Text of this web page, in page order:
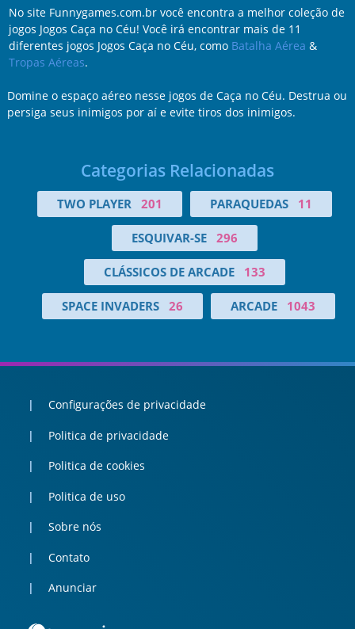
No site Funnygames.com.br você encontra a melhor coleção de
jogos Jogos Caça no Céu! Você irá encontrar mais de 11
diferentes jogos Jogos Caça no Céu, como Batalha Aérea &
Tropas Aéreas.
Domine o espaço aéreo nesse jogos de Caça no Céu. Destrua ou
persiga seus inimigos por aí e evite tiros dos inimigos.
Categorias Relacionadas
TWO PLAYER 201 PARAQUEDAS 11
ESQUIVAR-SE 296
CLÁSSICOS DE ARCADE 133
SPACE INVADERS 26 ARCADE 1043
Configurações de privacidade
Politica de privacidade
Politica de cookies
Politica de uso
Sobre nós
Contato
Anunciar